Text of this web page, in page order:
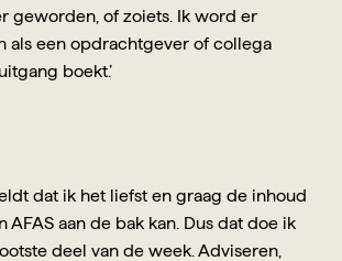
geworden, of zoiets. Ik word er
als een opdrachtgever of collega
boekt.’
dat ik het liefst en graag de inhoud
AFAS aan de bak kan. Dus dat doe ik
deel van de week. Adviseren,